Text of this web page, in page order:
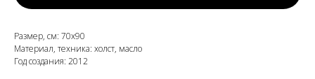
Размер, см: 70х90
Материал, техника: холст, масло
Год создания: 2012